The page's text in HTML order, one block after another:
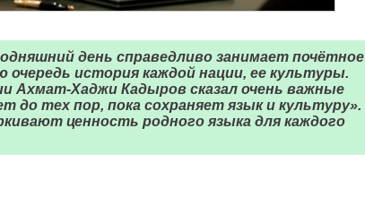
день справедливо занимает почётное
история каждой нации, ее культуры.
Ахмат-Хаджи Кадыров сказал очень важные
до тех пор, пока сохраняет язык и культуру».
ценность родного языка для каждого